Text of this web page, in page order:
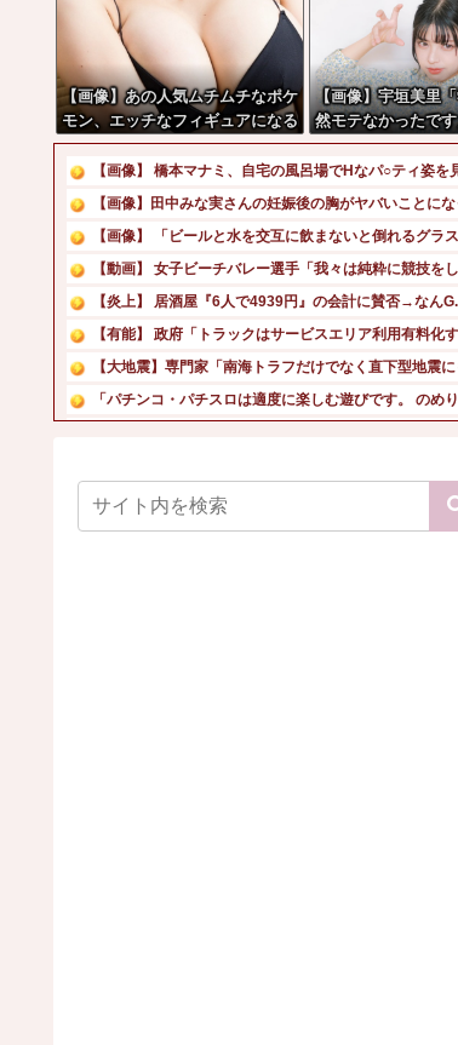
【画像】あの人気ムチムチなポケ
モン、エッチなフィギュアになる
【画像】宇垣美里
然モテなかったで
まかぁ？w w w w
【画像】 橋本マナミ、自宅の風呂場でHなパ○ティ姿を
【画像】田中みな実さんの妊娠後の胸がヤバいことに
【画像】 「ビールと水を交互に飲まないと倒れるグラ
【動画】 女子ビーチバレー選手「我々は純粋に競技を
【炎上】 居酒屋『6人で4939円』の会計に賛否→なん
【有能】 政府「トラックはサービスエリア利用有料化
【大地震】専門家「南海トラフだけでなく直下型地震
「パチンコ・パチスロは適度に楽しむ遊びです。 のめ
【画像】メキシコのお天気キャスター、エロすぎｗ
YouTubeってほぼエロサイトだよな 開くといつもチア